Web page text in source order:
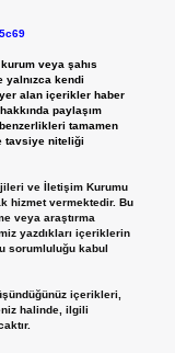
veya şahıs
yalnızca kendi
yer alan içerikler haber
paylaşım
tamamen
tavsiye niteliği
ve İletişim Kurumu
hizmet vermektedir. Bu
veya araştırma
yazdıkları içeriklerin
sorumluluğu kabul
içerikleri,
halinde, ilgili